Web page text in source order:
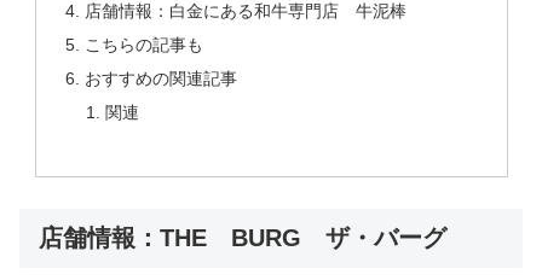
店舗情報：白金にある和牛専門店 牛泥棒
こちらの記事も
おすすめの関連記事
関連
店舗情報：THE BURG ザ・バーグ